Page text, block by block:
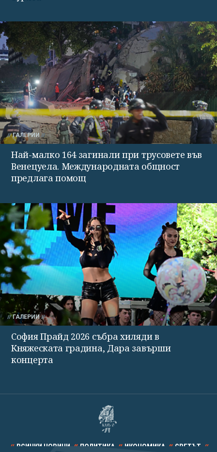
ГАЛЕРИИ
Най-малко 164 загинали при трусовете във
Венецуела. Международната общност
предлага помощ
ГАЛЕРИИ
София Прайд 2026 събра хиляди в
Княжеската градина, Дара завърши
концерта
ВСИЧКИ НОВИНИ ПОЛИТИКА ИКОНОМИКА СВЕТЪТ